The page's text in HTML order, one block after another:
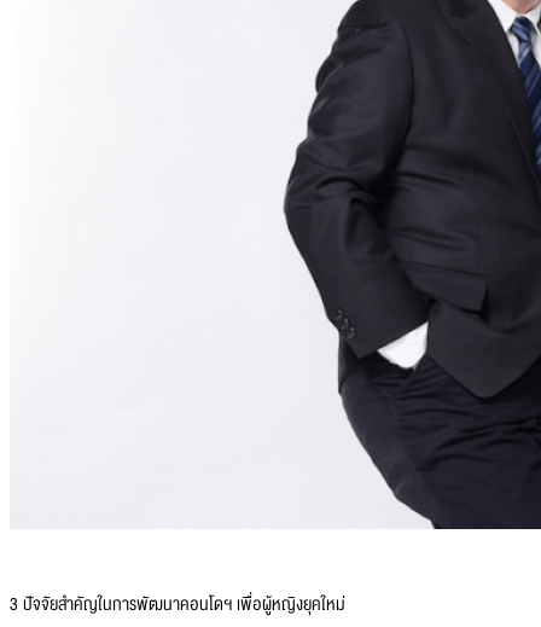
3 ปัจจัยสำคัญในการพัฒนาคอนโดฯ เพื่อผู้หญิงยุคใหม่